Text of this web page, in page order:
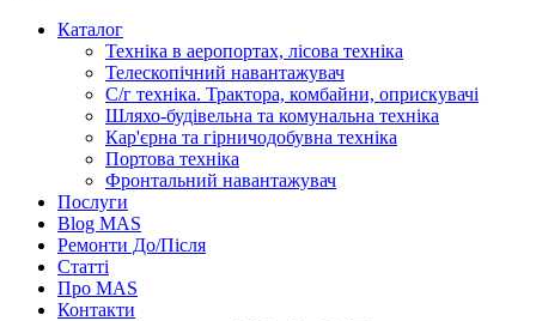
Каталог
Техніка в аеропортах, лісова техніка
Телескопічний навантажувач
С/г техніка. Трактора, комбайни, оприскувачі
Шляхо-будівельна та комунальна техніка
Кар'єрна та гірничодобувна техніка
Портова техніка
Фронтальний навантажувач
Послуги
Blog MAS
Ремонти До/Після
Статті
Про MAS
Контакти